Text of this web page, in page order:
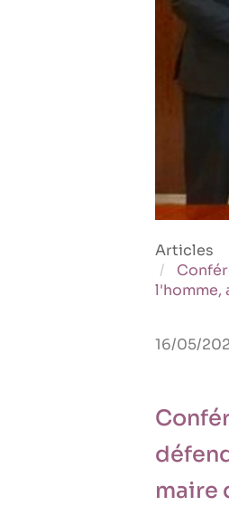
Articles
l'homme,
16/05/
maire